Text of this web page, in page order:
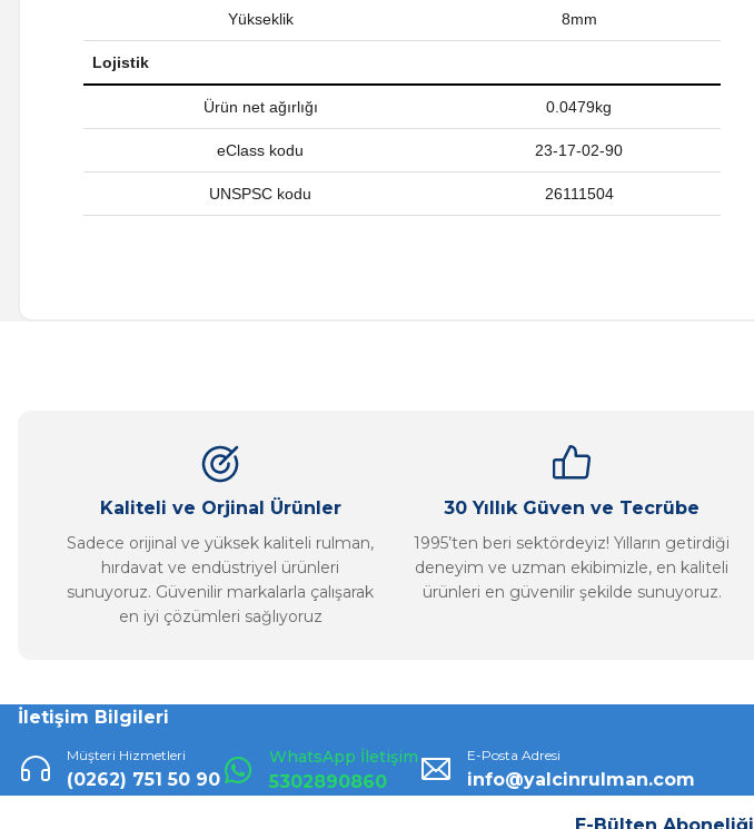
Yükseklik 8mm
Lojistik
Ürün net ağırlığı 0.0479kg
eClass kodu 23-17-02-90
UNSPSC kodu 26111504
Ürün fiyatı diğer sitelerden daha pahalı.
Bu ürüne benzer farklı alternatifler olmalı.
Kaliteli ve Orjinal Ürünler
Sadece orijinal ve yüksek kaliteli rulman,
hırdavat ve endüstriyel ürünleri
sunuyoruz. Güvenilir markalarla çalışarak
en iyi çözümleri sağlıyoruz
30 Yıllık Güven ve Tecrübe
1995’ten beri sektördeyiz! Yılların getirdiği
deneyim ve uzman ekibimizle, en kaliteli
ürünleri en güvenilir şekilde sunuyoruz.
İletişim Bilgileri
Müşteri Hizmetleri
(0262) 751 50 90
WhatsApp İletişim
5302890860
E-Posta Adresi
info@yalcinrulman.com